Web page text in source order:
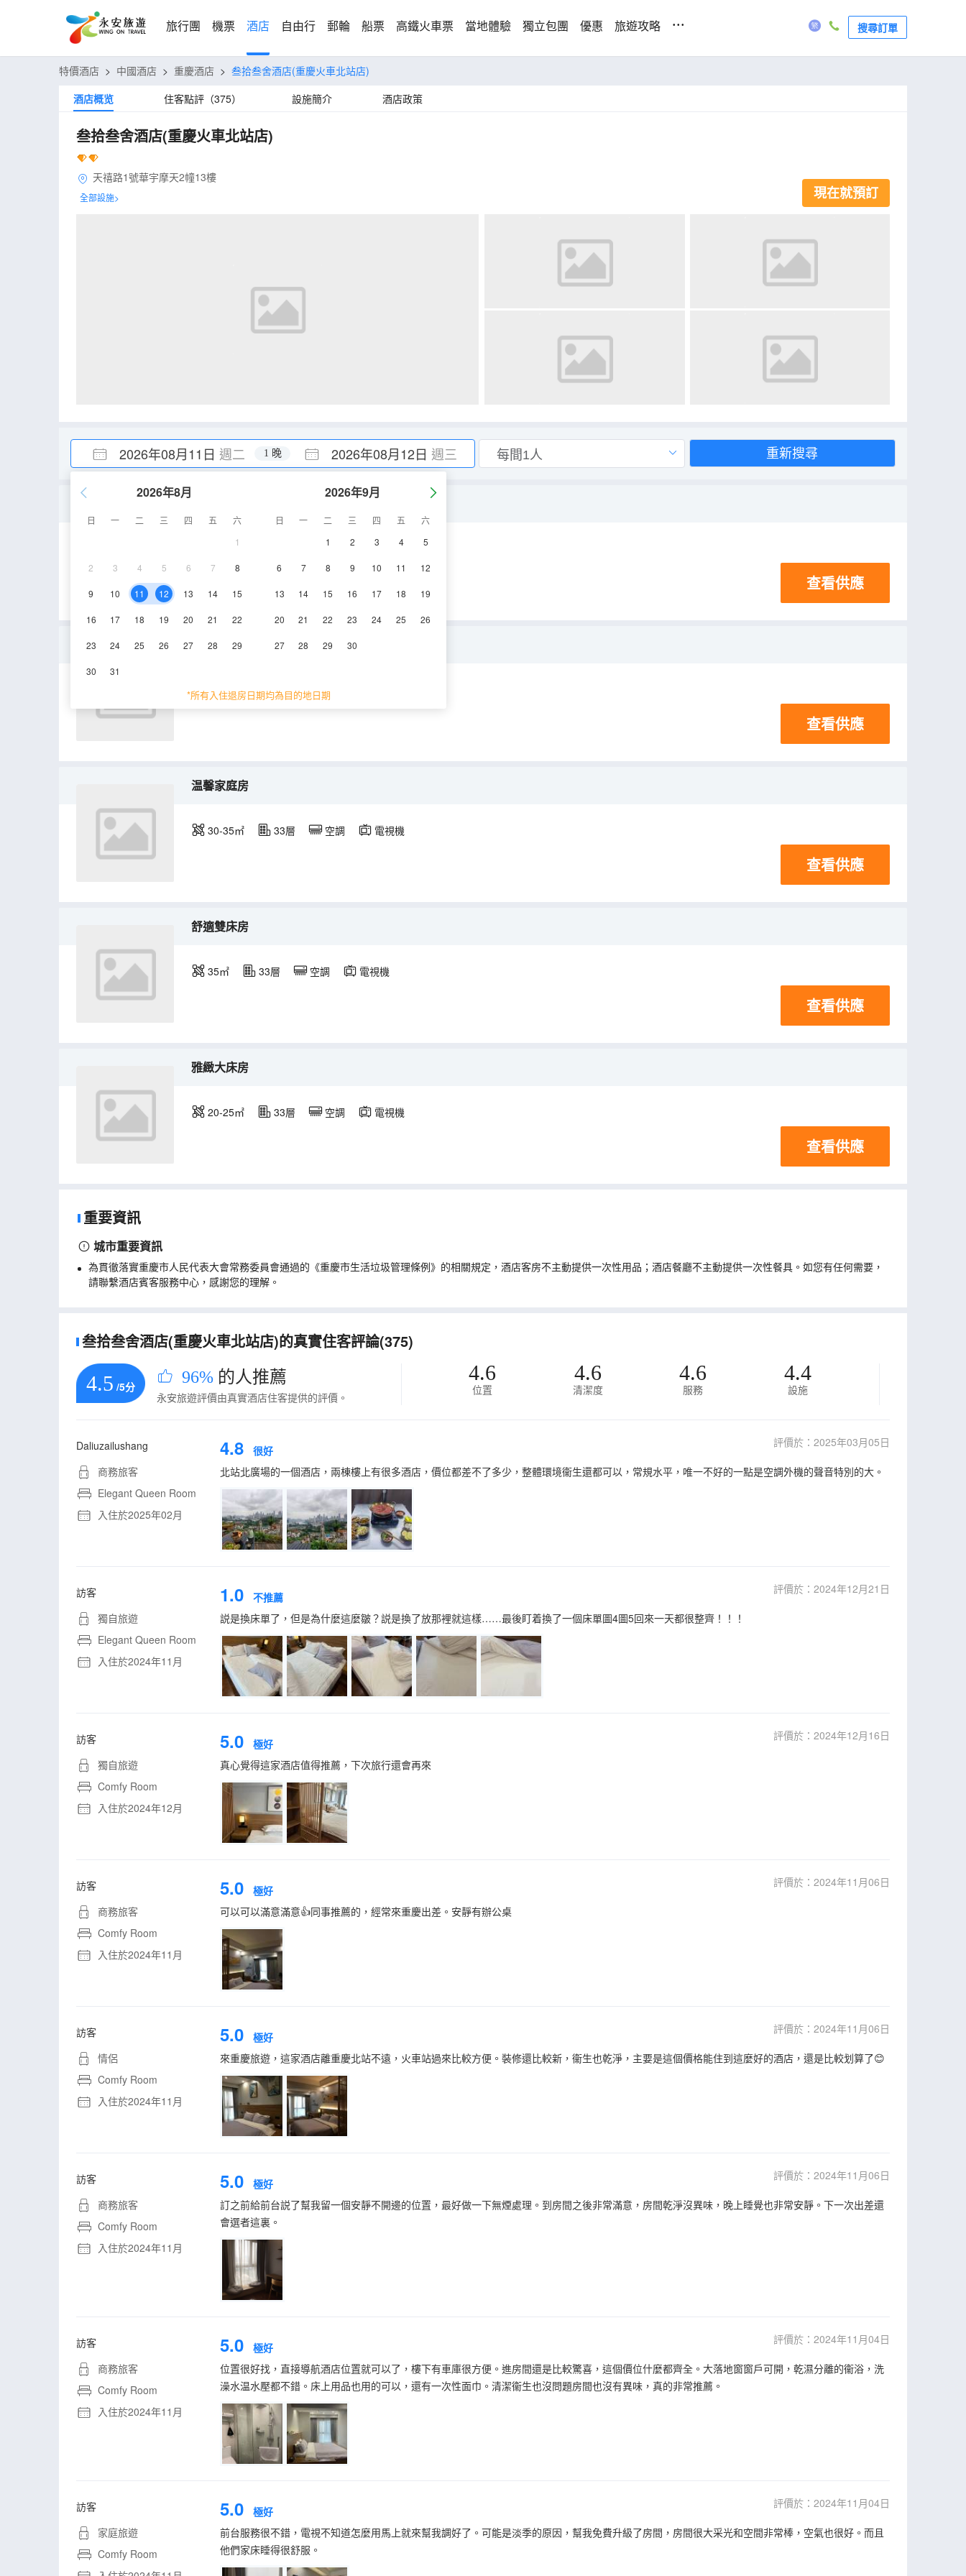
旅行團 機票 酒店 自由行 郵輪 船票 高鐵火車票 當地體驗 獨立包團 優惠 旅遊攻略 ... 搜尋訂單
特價酒店 > 中國酒店 > 重慶酒店 > 叁拾叁舍酒店(重慶火車北站店)
酒店概览
住客點評（375） 設施簡介 酒店政策
叁拾叁舍酒店(重慶火車北站店)
天禧路1號華宇摩天2幢13樓
全部設施> 現在就預訂
2026年08月11日 週二 2026年08月12日 週三
1 晚
2026年8月
日 一 二 三 四 五
六
1
2 3 4 5 6 7 8
9 10 11 12 13 14 15
16 17 18 19 20 21 22
23 24 25 26 27 28 29
30 31
2026年9月
日 一 二 三 四 五
六
1
2 3 4 5
6 7 8 9 10 11 12
13 14 15 16 17 18 19
20 21 22 23 24 25 26
27 28 29 30
*所有入住退房日期均為目的地日期
重新搜尋
20-25㎡ 空調 電視機
查看供應
舒適大床房
35㎡ 33層 空調
查看供應
温馨家庭房
30-35㎡ 33層 空調 電視機
查看供應
舒適雙床房
35㎡ 33層 空調 電視機
查看供應
雅緻大床房
20-25㎡ 33層 空調 電視機
查看供應
重要資訊
城市重要資訊
為貫徹落實重慶市人民代表大會常務委員會通過的《重慶市生活垃圾管理條例》的相關規定，酒店客房不主動提供一次性用品；酒店餐廳不主動提供一次性餐具。如您有任何需要，
請聯繫酒店賓客服務中心，感謝您的理解。
叁拾叁舍酒店(重慶火車北站店)的真實住客評論(375)
4.5 /5分 96% 的人推薦
永安旅遊評價由真實酒店住客提供的評價。
4.6
位置
4.6
清潔度
4.6
服務
4.4
設施
Daliuzailushang
商務旅客
Elegant Queen Room
入住於2025年02月
4.8 很好
評價於：2025年03月05日
北站北廣場的一個酒店，兩棟樓上有很多酒店，價位都差不了多少，整體環境衞生還都可以，常規水平，唯一不好的一點是空調外機的聲音特別的大。
訪客
獨自旅遊
Elegant Queen Room
入住於2024年11月
1.0 不推薦
評價於：2024年12月21日
説是換床單了，但是為什麼這麼皺？説是換了放那裡就這樣……最後盯着換了一個床單圖4圖5回來一天都很整齊！！！
訪客
獨自旅遊
Comfy Room
入住於2024年12月
5.0 極好
評價於：2024年12月16日
真心覺得這家酒店值得推薦，下次旅行還會再來
訪客
商務旅客
Comfy Room
入住於2024年11月
5.0 極好
評價於：2024年11月06日
可以可以滿意滿意👍同事推薦的，經常來重慶出差。安靜有辦公桌
訪客
情侶
Comfy Room
入住於2024年11月
5.0 極好
評價於：2024年11月06日
來重慶旅遊，這家酒店離重慶北站不遠，火車站過來比較方便。裝修還比較新，衞生也乾淨，主要是這個價格能住到這麼好的酒店，還是比較划算了😊
訪客
商務旅客
Comfy Room
入住於2024年11月
5.0 極好
評價於：2024年11月06日
訂之前給前台説了幫我留一個安靜不開邊的位置，最好做一下無煙處理。到房間之後非常滿意，房間乾淨沒異味，晚上睡覺也非常安靜。下一次出差還
會選者這裏。
訪客
商務旅客
Comfy Room
入住於2024年11月
5.0 極好
評價於：2024年11月04日
位置很好找，直接導航酒店位置就可以了，樓下有車庫很方便。進房間還是比較驚喜，這個價位什麼都齊全。大落地窗窗戶可開，乾濕分離的衞浴，洗
澡水温水壓都不錯。床上用品也用的可以，還有一次性面巾。清潔衞生也沒問題房間也沒有異味，真的非常推薦。
訪客
家庭旅遊
Comfy Room
5.0 極好
評價於：2024年11月04日
前台服務很不錯，電視不知道怎麼用馬上就來幫我調好了。可能是淡季的原因，幫我免費升級了房間，房間很大采光和空間非常棒，空氣也很好。而且
他們家床睡得很舒服。